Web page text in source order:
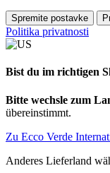
Spremite postavke
Politika privatnosti
Bist du im richtigen
Bitte wechsle zum
übereinstimmt.
Zu Ecco Verde
Anderes Lieferland